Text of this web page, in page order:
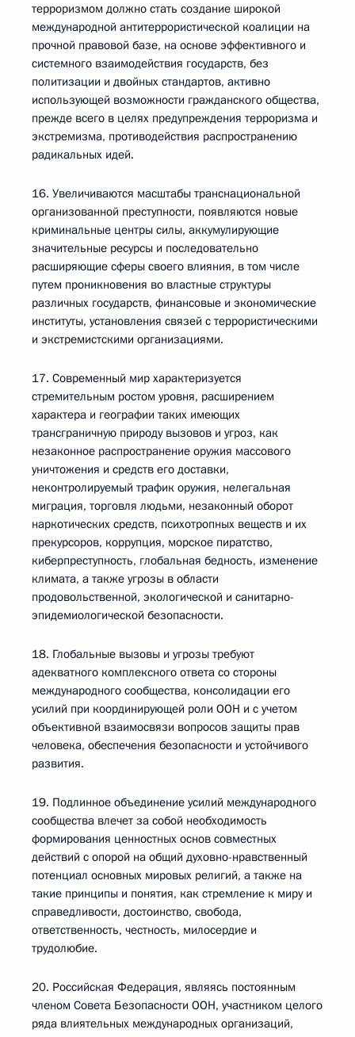
терроризмом должно стать создание широкой
международной антитеррористической коалиции на
прочной правовой базе, на основе эффективного и
системного взаимодействия государств, без
политизации и двойных стандартов, активно
использующей возможности гражданского общества,
прежде всего в целях предупреждения терроризма и
экстремизма, противодействия распространению
радикальных идей.
16. Увеличиваются масштабы транснациональной
организованной преступности, появляются новые
криминальные центры силы, аккумулирующие
значительные ресурсы и последовательно
расширяющие сферы своего влияния, в том числе
путем проникновения во властные структуры
различных государств, финансовые и экономические
институты, установления связей с террористическими
и экстремистскими организациями.
17. Современный мир характеризуется
стремительным ростом уровня, расширением
характера и географии таких имеющих
трансграничную природу вызовов и угроз, как
незаконное распространение оружия массового
уничтожения и средств его доставки,
неконтролируемый трафик оружия, нелегальная
миграция, торговля людьми, незаконный оборот
наркотических средств, психотропных веществ и их
прекурсоров, коррупция, морское пиратство,
киберпреступность, глобальная бедность, изменение
климата, а также угрозы в области
продовольственной, экологической и санитарно-
эпидемиологической безопасности.
18. Глобальные вызовы и угрозы требуют
адекватного комплексного ответа со стороны
международного сообщества, консолидации его
усилий при координирующей роли ООН и с учетом
объективной взаимосвязи вопросов защиты прав
человека, обеспечения безопасности и устойчивого
развития.
19. Подлинное объединение усилий международного
сообщества влечет за собой необходимость
формирования ценностных основ совместных
действий с опорой на общий духовно-нравственный
потенциал основных мировых религий, а также на
такие принципы и понятия, как стремление к миру и
справедливости, достоинство, свобода,
ответственность, честность, милосердие и
трудолюбие.
20. Российская Федерация, являясь постоянным
членом Совета Безопасности ООН, участником целого
ряда влиятельных международных организаций,